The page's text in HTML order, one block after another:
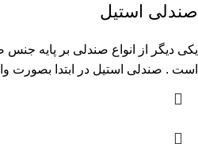
صندلی استیل
یکی دیگر از انواع صندلی بر پایه
است . صندلی استیل در ابتدا بصورت